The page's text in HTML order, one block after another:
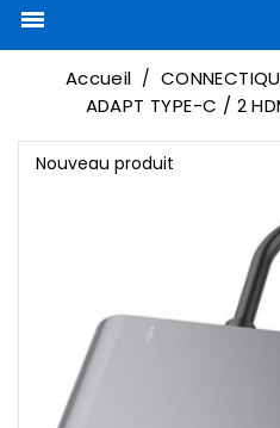

Accueil
ADAPT TYPE-C / 2
Nouveau produit